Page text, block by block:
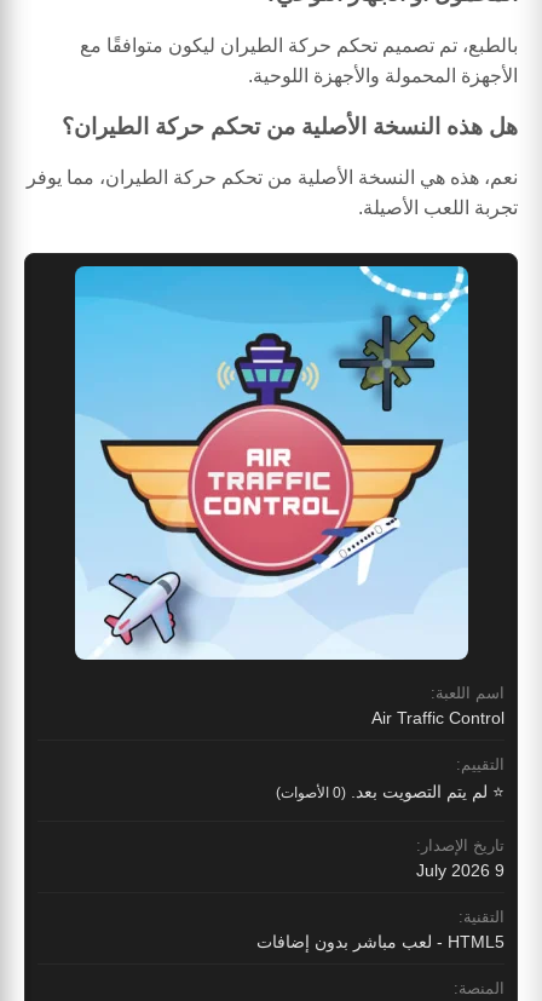
بالطبع، تم تصميم تحكم حركة الطيران ليكون متوافقًا مع
الأجهزة المحمولة والأجهزة اللوحية.
هل هذه النسخة الأصلية من تحكم حركة الطيران؟
نعم، هذه هي النسخة الأصلية من تحكم حركة الطيران، مما يوفر
تجربة اللعب الأصيلة.
اسم اللعبة:
Air Traffic Control
التقييم:
⭐ لم يتم التصويت بعد. (0 الأصوات)
تاريخ الإصدار:
9 July 2026
التقنية:
HTML5 - لعب مباشر بدون إضافات
المنصة: